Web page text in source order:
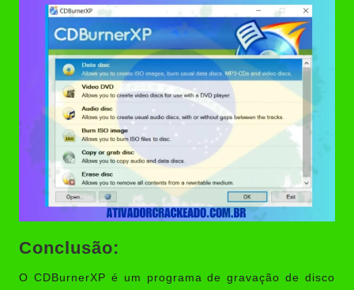
Conclusão:
O CDBurnerXP é um programa de gravação de disco